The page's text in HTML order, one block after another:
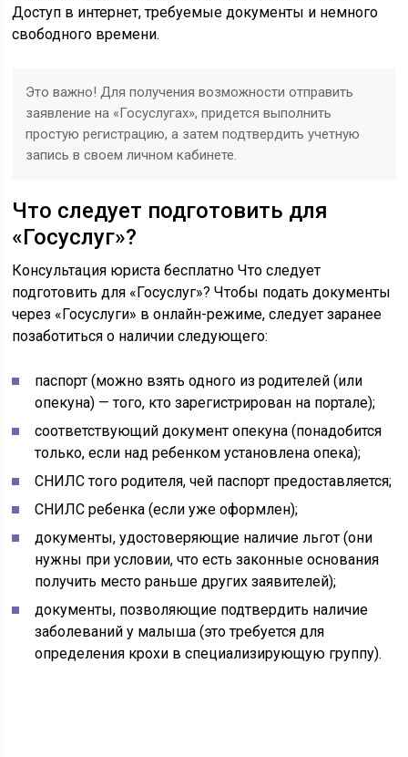
Доступ в интернет, требуемые документы и немного
свободного времени.
Это важно! Для получения возможности отправить
заявление на «Госуслугах», придется выполнить
простую регистрацию, а затем подтвердить учетную
запись в своем личном кабинете.
Что следует подготовить для
«Госуслуг»?
Консультация юриста бесплатно Что следует
подготовить для «Госуслуг»? Чтобы подать документы
через «Госуслуги» в онлайн-режиме, следует заранее
позаботиться о наличии следующего:
паспорт (можно взять одного из родителей (или
опекуна) — того, кто зарегистрирован на портале);
соответствующий документ опекуна (понадобится
только, если над ребенком установлена опека);
СНИЛС того родителя, чей паспорт предоставляется;
СНИЛС ребенка (если уже оформлен);
документы, удостоверяющие наличие льгот (они
нужны при условии, что есть законные основания
получить место раньше других заявителей);
документы, позволяющие подтвердить наличие
заболеваний у малыша (это требуется для
определения крохи в специализирующую группу).